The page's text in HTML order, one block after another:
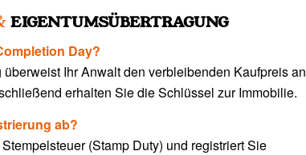
EIGENTUMSÜBERTRAGUNG
Day?
Ihr Anwalt den verbleibenden Kaufpreis an
erhalten Sie die Schlüssel zur Immobilie.
ab?
(Stamp Duty) und registriert Sie